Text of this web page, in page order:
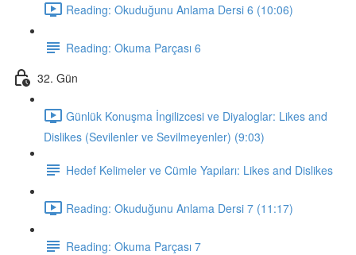
Reading: Okuduğunu Anlama Dersi 6 (10:06)
Reading: Okuma Parçası 6
32. Gün
Günlük Konuşma İngilizcesi ve Diyaloglar: Likes and
Dislikes (Sevilenler ve Sevilmeyenler) (9:03)
Hedef Kelimeler ve Cümle Yapıları: Likes and Dislikes
Reading: Okuduğunu Anlama Dersi 7 (11:17)
Reading: Okuma Parçası 7